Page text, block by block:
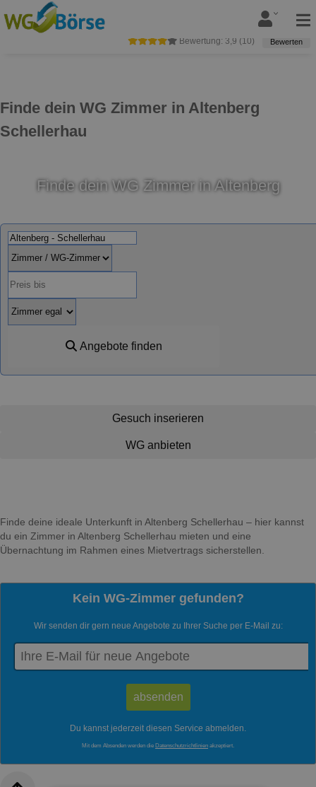
Finde dein WG Zimmer in Altenberg
Schellerhau
Bewertung: 3,9 (10 ) Bewerten
Finde dein WG Zimmer in Altenberg
Angebote finden
Gesuch inserieren
WG anbieten
Finde deine ideale Unterkunft in Altenberg Schellerhau – hier kannst
du ein Zimmer in Altenberg Schellerhau mieten und eine
Übernachtung im Rahmen eines Mietvertrags sicherstellen.
Kein WG-Zimmer gefunden?
Wir senden dir gern neue Angebote zu Ihrer Suche per E-Mail zu:
Du kannst jederzeit diesen Service abmelden.
Mit dem Absenden werden die Datenschutzrichtlinien akzeptiert.